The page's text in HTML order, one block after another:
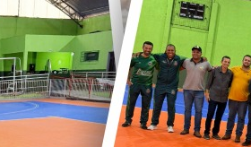
11/06/2026 20:00
Secretaria de Planejamento –
Pavimentação da Estrada
avança com mais 3,6 km
rural